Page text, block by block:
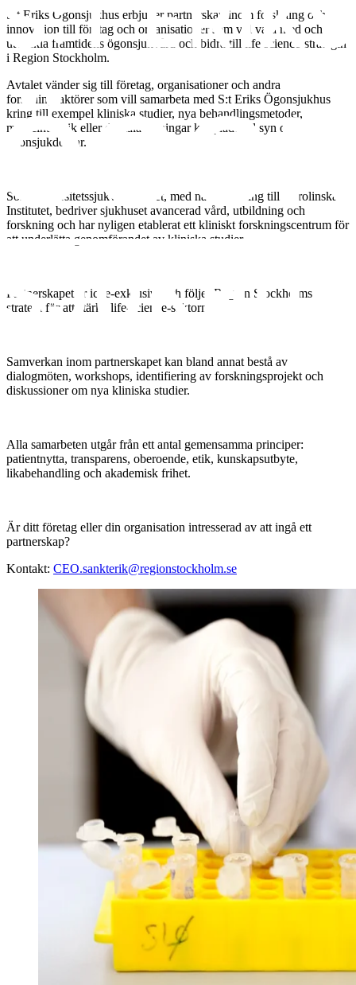
S:t Eriks Ögonsjukhus erbjuder partnerskap inom forskning och
innovation till företag och organisationer som vill vara med och
utveckla framtidens ögonsjukvård och bidra till life science-strategin
i Region Stockholm.
Avtalet vänder sig till företag, organisationer och andra
forskningsaktörer som vill samarbeta med S:t Eriks Ögonsjukhus
kring till exempel kliniska studier, nya behandlingsmetoder,
medicinteknik eller digitala lösningar kopplade till syn och
ögonsjukdomar.
Som universitetssjukvårdsenhet, med nära koppling till Karolinska
Institutet, bedriver sjukhuset avancerad vård, utbildning och
forskning och har nyligen etablerat ett kliniskt forskningscentrum för
att underlätta genomförandet av kliniska studier.
Partnerskapet är icke-exklusivt och följer Region Stockholms
strategi för att stärka life-science-sektorn.
Samverkan inom partnerskapet kan bland annat bestå av
dialogmöten, workshops, identifiering av forskningsprojekt och
diskussioner om nya kliniska studier.
Alla samarbeten utgår från ett antal gemensamma principer:
patientnytta, transparens, oberoende, etik, kunskapsutbyte,
likabehandling och akademisk frihet.
Är ditt företag eller din organisation intresserad av att ingå ett
partnerskap?
Kontakt: CEO.sankterik@regionstockholm.se